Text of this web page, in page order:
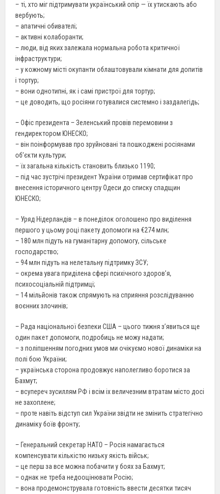
– ті, хто міг підтримувати український опір — їх утискають або
вербують;
– апатичні обивателі;
– активні колаборанти;
– люди, від яких залежала нормальна робота критичної
інфраструктури;
– у кожному місті окупанти облаштовували кімнати для допитів
і тортур;
– вони однотипні, як і самі пристрої для тортур;
– це доводить, що росіяни готувалися системно і заздалегідь;
– Офіс президента – Зеленський провів перемовини з
гендиректором ЮНЕСКО;
– він поінформував про зруйновані та пошкоджені росіянами
об’єкти культури;
– їх загальна кількість становить близько 1190;
– під час зустрічі президент України отримав сертифікат про
внесення історичного центру Одеси до списку спадщин
ЮНЕСКО;
– Уряд Нідерландів – в понеділок оголошено про виділення
першого у цьому році пакету допомоги на €274 млн;
– 180 млн підуть на гуманітарну допомогу, сільське
господарство;
– 94 млн підуть на нелетальну підтримку ЗСУ;
– окрема увага приділена сфері психічного здоров’я,
психосоціальній підтримці;
– 14 мільйонів також спрямують на сприяння розслідуванню
воєнних злочинів;
– Рада національної безпеки США – цього тижня з’явиться ще
один пакет допомоги, подробиць не можу надати;
– з поліпшенням погодних умов ми очікуємо нової динаміки на
полі бою України;
– українська сторона продовжує наполегливо боротися за
Бахмут;
– всупереч зусиллям РФ і всім іх величезним втратам місто досі
не захоплене;
– проте навіть відступ сил України звідти не змінить стратегічно
динаміку боїв фронту;
– Генеральний секретар НАТО – Росія намагається
компенсувати кількістю низьку якість військ;
– це перш за все можна побачити у боях за Бахмут;
– однак не треба недооцінювати Росію;
– вона продемонструвала готовність ввести десятки тисяч